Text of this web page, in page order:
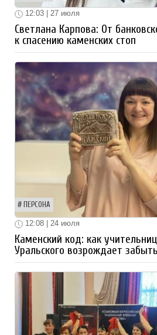
12:03 | 27 июля
Светлана Карпова: От
к спасению каменских стоп
ПЕРСОНА
12:08 | 24 июля
Каменский код: как
Уральского возрождает